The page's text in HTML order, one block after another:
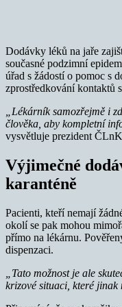
Dodávky léků na jaře
současné podzimní
úřad s žádostí o pomoc s
zprostředkování kontaktů
„Lékárník samozřejmě i
člověka, aby kompletní
vysvětluje prezident
Výjimečné
karanténě
Pacienti, kteří nemají
okolí se pak mohou
přímo na lékárnu.
dispenzaci.
„Tato možnost je ale
krizové situaci, které jinak